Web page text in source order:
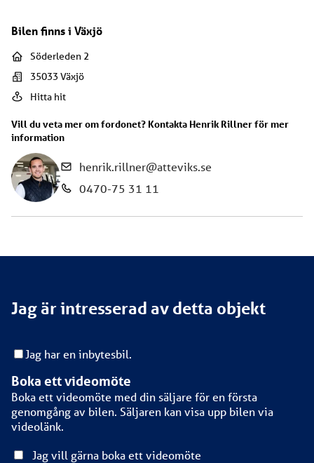
Bilen finns i Växjö
Söderleden 2
35033Växjö
Hitta hit
Vill du veta mer om fordonet? Kontakta Henrik Rillnerför mer
information
henrik.rillner@atteviks.se
0470-75 31 11
Jag är intresserad av detta objekt
Jag har en inbytesbil.
Boka ett videomöte
Boka ett videomöte med din säljare för en första
genomgång av bilen. Säljaren kan visa upp bilen via
videolänk.
Jag vill gärna boka ett videomöte